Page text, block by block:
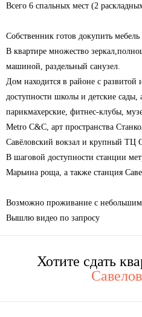
Всего 6 спальных мест (2
Собственник готов докупить мебель
В квартире множество
машиной, раздельный санузел.
Дом находится в районе с развитой
доступности школы и детские сады,
парикмахерские, фитнес-клубы,
Metro C&C, арт пространства
Савёловский вокзал и крупный ТЦ
В шаговой доступности станции
Марьина роща, а также станция
Возможно проживание с
Вышлю видео по запросу
Хотите сдать